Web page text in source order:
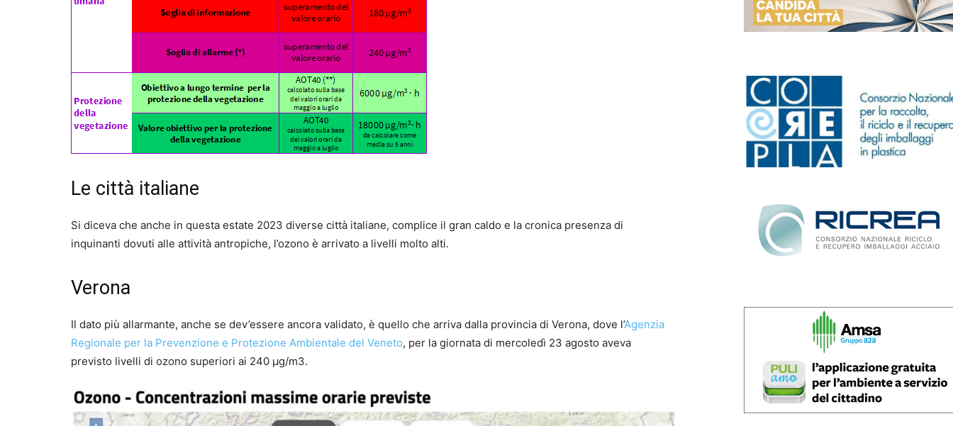
Le città italiane
Si diceva che anche in questa estate 2023 diverse città italiane, complice il gran caldo e la cronica presenza di
inquinanti dovuti alle attività antropiche, l’ozono è arrivato a livelli molto alti.
Verona
Il dato più allarmante, anche se dev’essere ancora validato, è quello che arriva dalla provincia di Verona, dove l’Agenzia
Regionale per la Prevenzione e Protezione Ambientale del Veneto, per la giornata di mercoledì 23 agosto aveva
previsto livelli di ozono superiori ai 240 µg/m3.